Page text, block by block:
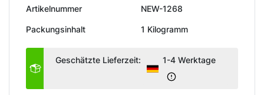
Artikelnummer NEW-1268
Packungsinhalt 1 Kilogramm
Geschätzte Lieferzeit: 1-4 Werktage